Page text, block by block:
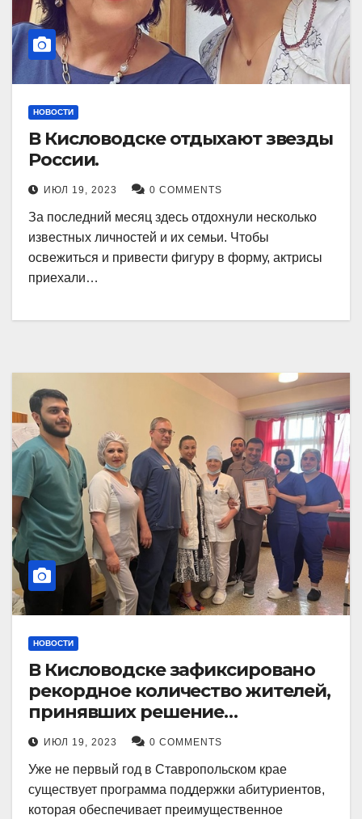
НОВОСТИ
В Кисловодске отдыхают звезды
России.
ИЮЛ 19, 2023 0 COMMENTS
За последний месяц здесь отдохнули несколько
известных личностей и их семьи. Чтобы
освежиться и привести фигуру в форму, актрисы
приехали…
НОВОСТИ
В Кисловодске зафиксировано
рекордное количество жителей,
принявших решение
воспользоваться
установленными мерами, с
целью поступления в
медицинский вуз в районе.
ИЮЛ 19, 2023 0 COMMENTS
Уже не первый год в Ставропольском крае
существует программа поддержки абитуриентов,
которая обеспечивает преимущественное